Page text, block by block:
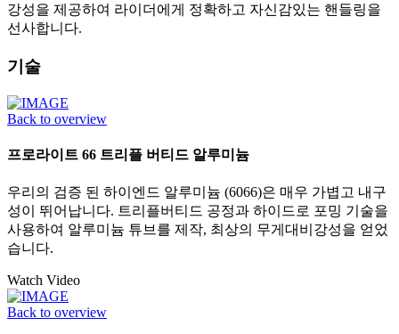
강성을 제공하여 라이더에게 정확하고 자신감있는 핸들링을
선사합니다.
기술
Back to overview
프로라이트 66 트리플 버티드 알루미늄
우리의 검증 된 하이엔드 알루미늄 (6066)은 매우 가볍고 내구
성이 뛰어납니다. 트리플버티드 공정과 하이드로 포밍 기술을
사용하여 알루미늄 튜브를 제작, 최상의 무게대비강성을 얻었
습니다.
Watch Video
Back to overview